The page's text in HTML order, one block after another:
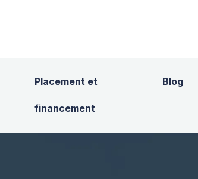
Placement et
financement
Blog